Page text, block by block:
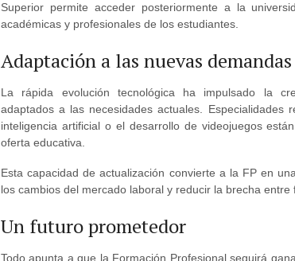
Superior permite acceder posteriormente a la
académicas y profesionales de los estudiantes.
Adaptación a las nuevas
La rápida evolución tecnológica ha impulsado la
adaptados a las necesidades actuales. Especialidades
inteligencia artificial o el desarrollo de videojuegos
oferta educativa.
Esta capacidad de actualización convierte a la FP en
los cambios del mercado laboral y reducir la brecha entre
Un futuro prometedor
Todo apunta a que la Formación Profesional seguirá